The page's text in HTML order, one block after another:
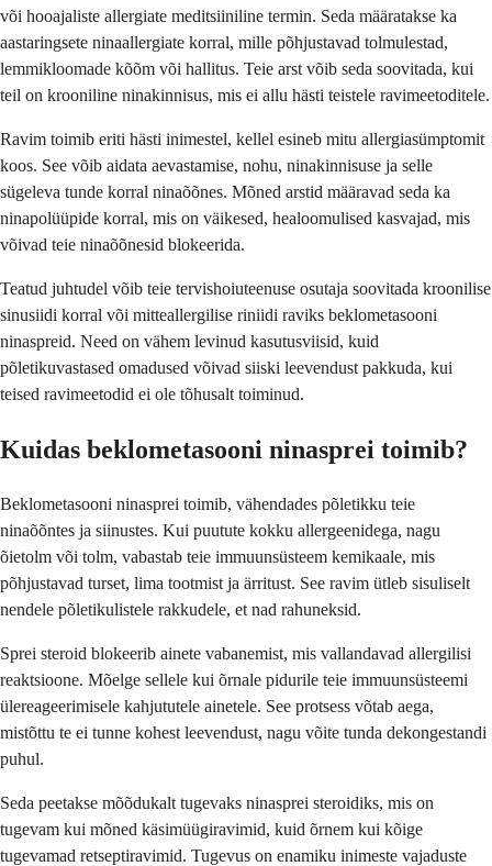
või hooajaliste allergiate meditsiiniline termin. Seda määratakse ka
aastaringsete ninaallergiate korral, mille põhjustavad tolmulestad,
lemmikloomade kõõm või hallitus. Teie arst võib seda soovitada, kui
teil on krooniline ninakinnisus, mis ei allu hästi teistele ravimeetoditele.
Ravim toimib eriti hästi inimestel, kellel esineb mitu allergiasümptomit
koos. See võib aidata aevastamise, nohu, ninakinnisuse ja selle
sügeleva tunde korral ninaõõnes. Mõned arstid määravad seda ka
ninapolüüpide korral, mis on väikesed, healoomulised kasvajad, mis
võivad teie ninaõõnesid blokeerida.
Teatud juhtudel võib teie tervishoiuteenuse osutaja soovitada kroonilise
sinusiidi korral või mitteallergilise riniidi raviks beklometasooni
ninaspreid. Need on vähem levinud kasutusviisid, kuid
põletikuvastased omadused võivad siiski leevendust pakkuda, kui
teised ravimeetodid ei ole tõhusalt toiminud.
Kuidas beklometasooni ninasprei toimib?
Beklometasooni ninasprei toimib, vähendades põletikku teie
ninaõõntes ja siinustes. Kui puutute kokku allergeenidega, nagu
õietolm või tolm, vabastab teie immuunsüsteem kemikaale, mis
põhjustavad turset, lima tootmist ja ärritust. See ravim ütleb sisuliselt
nendele põletikulistele rakkudele, et nad rahuneksid.
Sprei steroid blokeerib ainete vabanemist, mis vallandavad allergilisi
reaktsioone. Mõelge sellele kui õrnale pidurile teie immuunsüsteemi
ülereageerimisele kahjututele ainetele. See protsess võtab aega,
mistõttu te ei tunne kohest leevendust, nagu võite tunda dekongestandi
puhul.
Seda peetakse mõõdukalt tugevaks ninasprei steroidiks, mis on
tugevam kui mõned käsimüügiravimid, kuid õrnem kui kõige
tugevamad retseptiravimid. Tugevus on enamiku inimeste vajaduste